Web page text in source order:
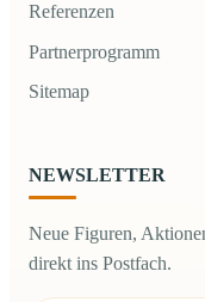
Referenzen
Partnerprogramm
Sitemap
NEWSLETTER
Neue Figuren,
direkt ins Postfach.